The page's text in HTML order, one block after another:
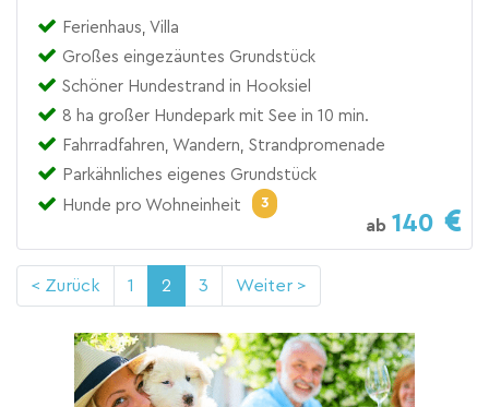
Ferienhaus, Villa
Großes eingezäuntes Grundstück
Schöner Hundestrand in Hooksiel
8 ha großer Hundepark mit See in 10 min.
Fahrradfahren, Wandern, Strandpromenade
Parkähnliches eigenes Grundstück
Hunde pro Wohneinheit
3
ab 140
< Zurück 1 2 3 Weiter >